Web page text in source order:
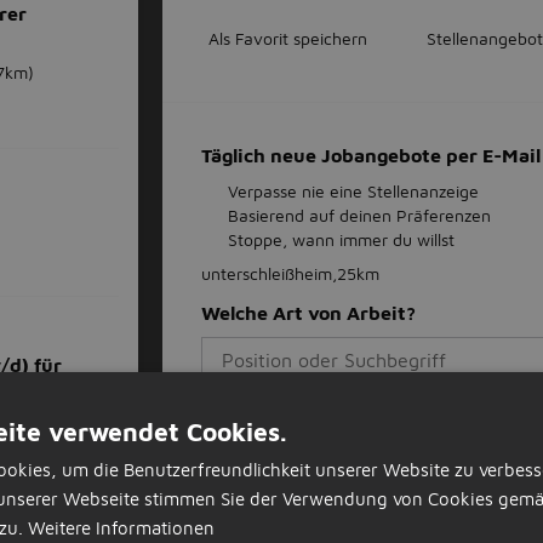
d) für
für
Als Favorit speichern
Täglich neue Jobangebote per E-
Verpasse nie eine Stellenanzeige
Basierend auf deinen Präferenzen
Stoppe, wann immer du willst
unterschleißheim,25km
Welche Art von Arbeit?
verwendet Cookies.
um die Benutzerfreundlichkeit unserer Website zu
Webseite stimmen Sie der Verwendung von Cookies
Weitere Informationen